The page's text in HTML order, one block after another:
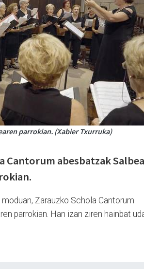
parrokian. (Xabier Txurruka)
Cantorum abesbatzak Salbea
Zarauzko Schola Cantorum
parrokian. Han izan ziren hainbat